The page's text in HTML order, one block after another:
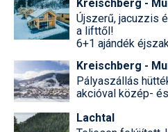
Kreischberg -
Újszerű, jacuzzis
a lifttől!
6+1 ajándék
Kreischberg -
Pályaszállás
akcióval közép-
Lachtal